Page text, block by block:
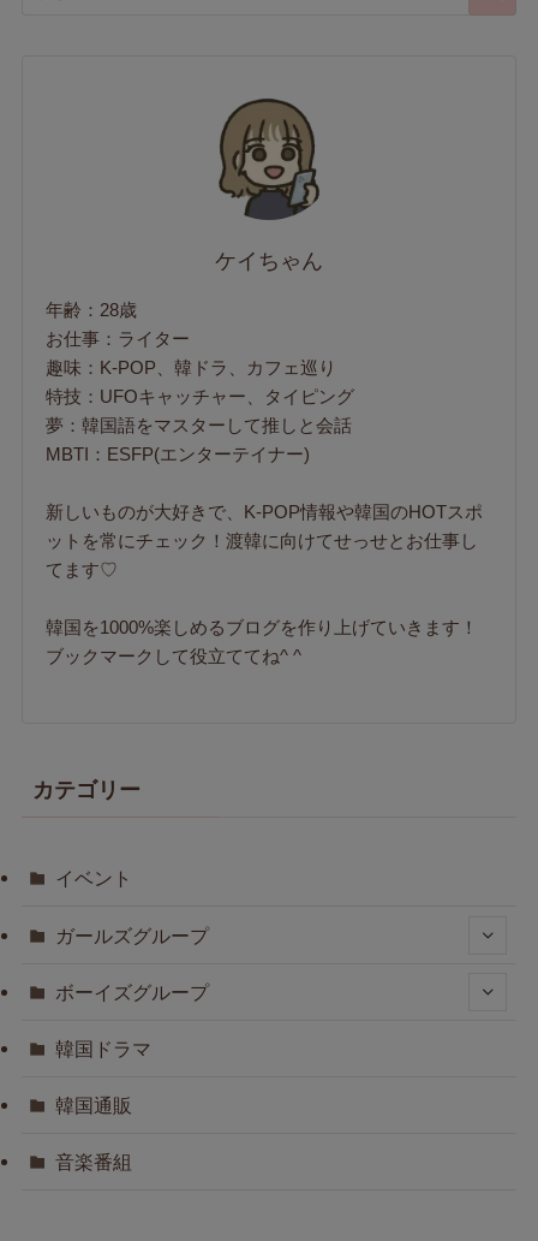
ケイちゃん
年齢：28歳
お仕事：ライター
趣味：K-POP、韓ドラ、カフェ巡り
特技：UFOキャッチャー、タイピング
夢：韓国語をマスターして推しと会話
MBTI：ESFP(エンターテイナー)
新しいものが大好きで、K-POP情報や韓国のHOTスポ
ットを常にチェック！渡韓に向けてせっせとお仕事し
てます♡
韓国を1000%楽しめるブログを作り上げていきます！
ブックマークして役立ててね^ ^
カテゴリー
イベント
ガールズグループ
ボーイズグループ
韓国ドラマ
韓国通販
音楽番組